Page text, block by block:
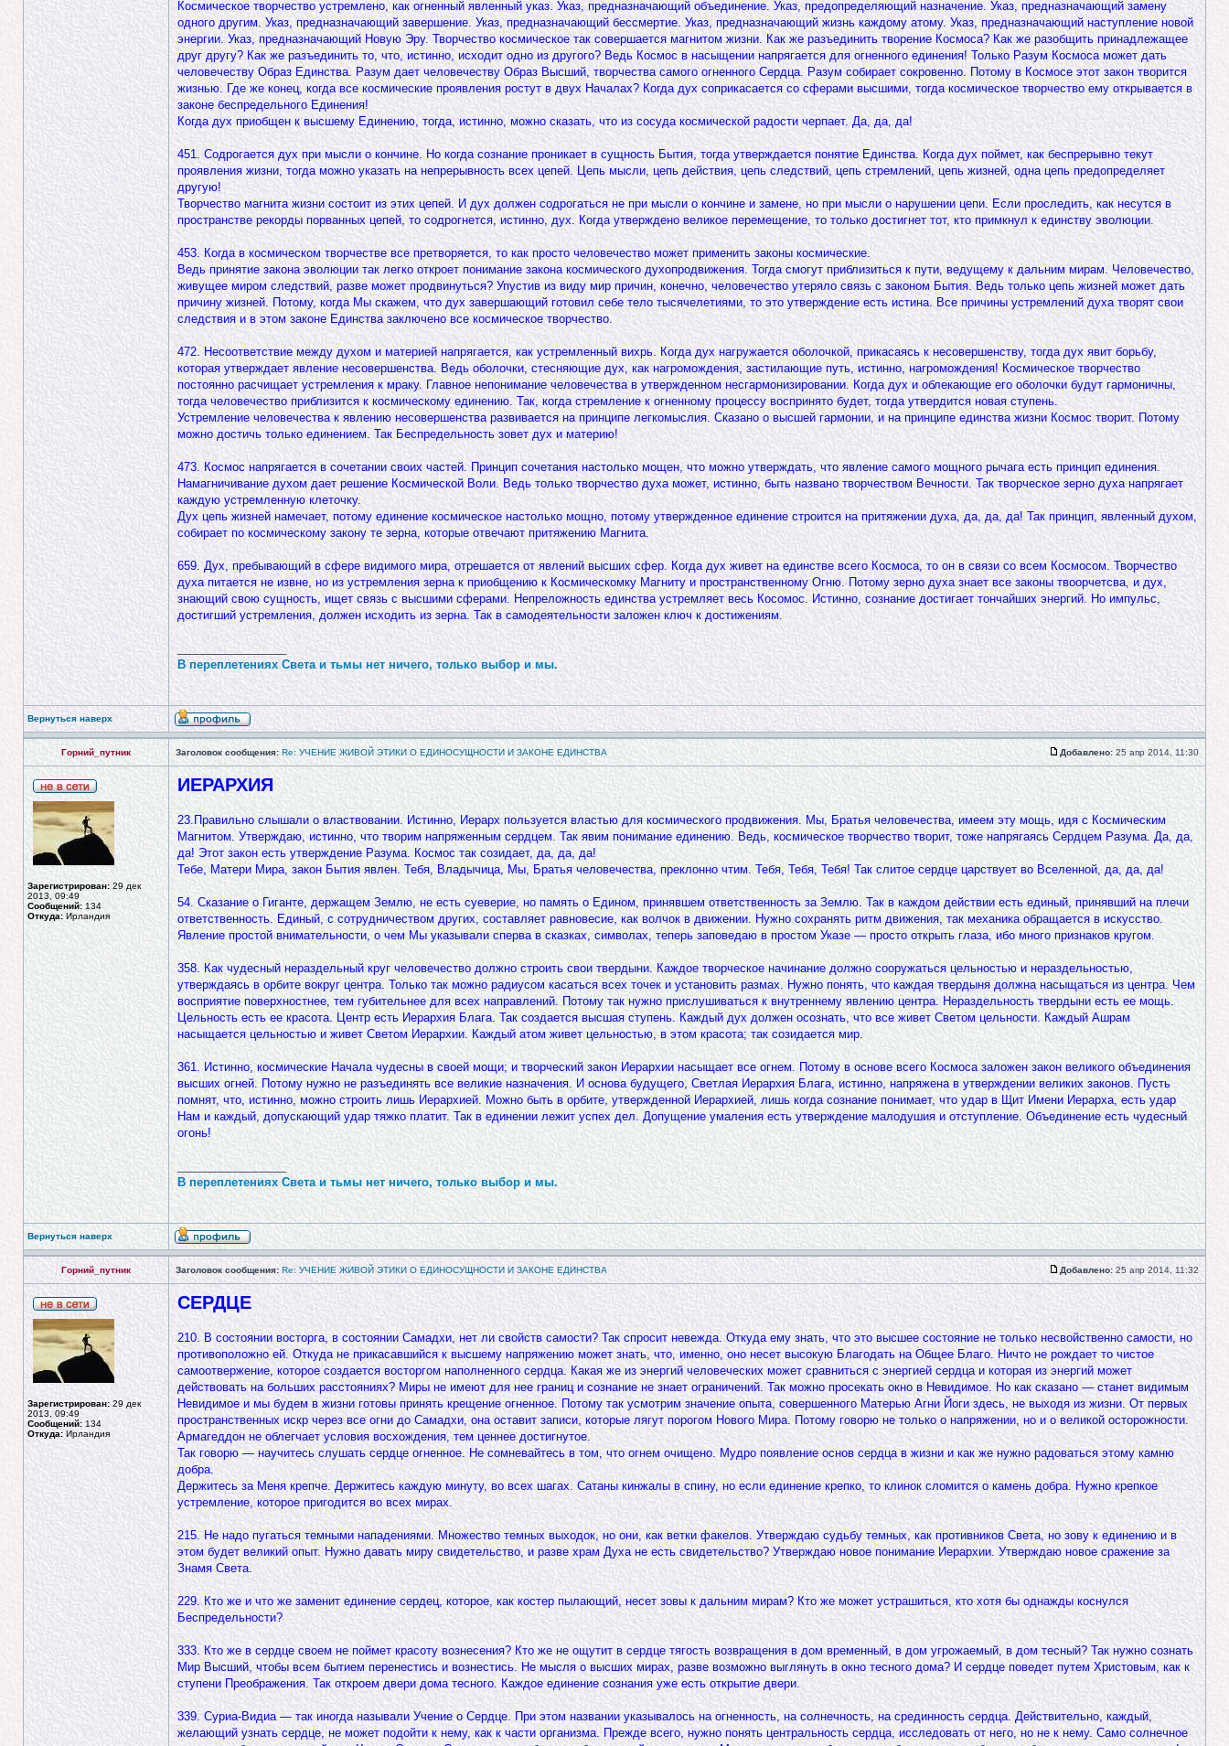
Космическое творчество устремлено, как огненный явленный указ. Указ, предназначающий объединение. Указ, предопределяющий назначение. Указ, предназначающий замену
одного другим. Указ, предназначающий завершение. Указ, предназначающий бессмертие. Указ, предназначающий жизнь каждому атому. Указ, предназначающий наступление новой
энергии. Указ, предназначающий Новую Эру. Творчество космическое так совершается магнитом жизни. Как же разъединить творение Космоса? Как же разобщить принадлежащее
друг другу? Как же разъединить то, что, истинно, исходит одно из другого? Ведь Космос в насыщении напрягается для огненного единения! Только Разум Космоса может дать
человечеству Образ Единства. Разум дает человечеству Образ Высший, творчества самого огненного Сердца. Разум собирает сокровенно. Потому в Космосе этот закон творится
жизнью. Где же конец, когда все космические проявления ростут в двух Началах? Когда дух соприкасается со сферами высшими, тогда космическое творчество ему открывается в
законе беспредельного Единения!
Когда дух приобщен к высшему Единению, тогда, истинно, можно сказать, что из сосуда космической радости черпает. Да, да, да!
451. Содрогается дух при мысли о кончине. Но когда сознание проникает в сущность Бытия, тогда утверждается понятие Единства. Когда дух поймет, как беспрерывно текут
проявления жизни, тогда можно указать на непрерывность всех цепей. Цепь мысли, цепь действия, цепь следствий, цепь стремлений, цепь жизней, одна цепь предопределяет
другую!
Творчество магнита жизни состоит из этих цепей. И дух должен содрогаться не при мысли о кончине и замене, но при мысли о нарушении цепи. Если проследить, как несутся в
пространстве рекорды порванных цепей, то содрогнется, истинно, дух. Когда утверждено великое перемещение, то только достигнет тот, кто примкнул к единству эволюции.
453. Когда в космическом творчестве все претворяется, то как просто человечество может применить законы космические.
Ведь принятие закона эволюции так легко откроет понимание закона космического духопродвижения. Тогда смогут приблизиться к пути, ведущему к дальним мирам. Человечество,
живущее миром следствий, разве может продвинуться? Упустив из виду мир причин, конечно, человечество утеряло связь с законом Бытия. Ведь только цепь жизней может дать
причину жизней. Потому, когда Мы скажем, что дух завершающий готовил себе тело тысячелетиями, то это утверждение есть истина. Все причины устремлений духа творят свои
следствия и в этом законе Единства заключено все космическое творчество.
472. Несоответствие между духом и материей напрягается, как устремленный вихрь. Когда дух нагружается оболочкой, прикасаясь к несовершенству, тогда дух явит борьбу,
которая утверждает явление несовершенства. Ведь оболочки, стесняющие дух, как нагромождения, застилающие путь, истинно, нагромождения! Космическое творчество
постоянно расчищает устремления к мраку. Главное непонимание человечества в утвержденном несгармонизировании. Когда дух и облекающие его оболочки будут гармоничны,
тогда человечество приблизится к космическому единению. Так, когда стремление к огненному процессу воспринято будет, тогда утвердится новая ступень.
Устремление человечества к явлению несовершенства развивается на принципе легкомыслия. Сказано о высшей гармонии, и на принципе единства жизни Космос творит. Потому
можно достичь только единением. Так Беспредельность зовет дух и материю!
473. Космос напрягается в сочетании своих частей. Принцип сочетания настолько мощен, что можно утверждать, что явление самого мощного рычага есть принцип единения.
Намагничивание духом дает решение Космической Воли. Ведь только творчество духа может, истинно, быть названо творчеством Вечности. Так творческое зерно духа напрягает
каждую устремленную клеточку.
Дух цепь жизней намечает, потому единение космическое настолько мощно, потому утвержденное единение строится на притяжении духа, да, да, да! Так принцип, явленный духом,
собирает по космическому закону те зерна, которые отвечают притяжению Магнита.
659. Дух, пребывающий в сфере видимого мира, отрешается от явлений высших сфер. Когда дух живет на единстве всего Космоса, то он в связи со всем Космосом. Творчество
духа питается не извне, но из устремления зерна к приобщению к Космическомку Магниту и пространственному Огню. Потому зерно духа знает все законы твоорчетсва, и дух,
знающий свою сущность, ищет связь с высшими сферами. Непреложность единства устремляет весь Косомос. Истинно, сознание достигает тончайших энергий. Но импульс,
достигший устремления, должен исходить из зерна. Так в самодеятельности заложен ключ к достижениям.
_________________
В переплетениях Света и тьмы нет ничего, только выбор и мы.
Вернуться наверх
Горний_путник Заголовок сообщения: Re: УЧЕНИЕ ЖИВОЙ ЭТИКИ О ЕДИНОСУЩНОСТИ И ЗАКОНЕ ЕДИНСТВА Добавлено: 25 апр 2014, 11:30
Зарегистрирован: 29 дек
2013, 09:49
Сообщений: 134
Откуда: Ирландия
ИЕРАРХИЯ
23.Правильно слышали о властвовании. Истинно, Иерарх пользуется властью для космического продвижения. Мы, Братья человечества, имеем эту мощь, идя с Космическим
Магнитом. Утверждаю, истинно, что творим напряженным сердцем. Так явим понимание единению. Ведь, космическое творчество творит, тоже напрягаясь Сердцем Разума. Да, да,
да! Этот закон есть утверждение Разума. Космос так созидает, да, да, да!
Тебе, Матери Мира, закон Бытия явлен. Тебя, Владычица, Мы, Братья человечества, преклонно чтим. Тебя, Тебя, Тебя! Так слитое сердце царствует во Вселенной, да, да, да!
54. Сказание о Гиганте, держащем Землю, не есть суеверие, но память о Едином, принявшем ответственность за Землю. Так в каждом действии есть единый, принявший на плечи
ответственность. Единый, с сотрудничеством других, составляет равновесие, как волчок в движении. Нужно сохранять ритм движения, так механика обращается в искусство.
Явление простой внимательности, о чем Мы указывали сперва в сказках, символах, теперь заповедаю в простом Указе — просто открыть глаза, ибо много признаков кругом.
358. Как чудесный нераздельный круг человечество должно строить свои твердыни. Каждое творческое начинание должно сооружаться цельностью и нераздельностью,
утверждаясь в орбите вокруг центра. Только так можно радиусом касаться всех точек и установить размах. Нужно понять, что каждая твердыня должна насыщаться из центра. Чем
восприятие поверхностнее, тем губительнее для всех направлений. Потому так нужно прислушиваться к внутреннему явлению центра. Нераздельность твердыни есть ее мощь.
Цельность есть ее красота. Центр есть Иерархия Блага. Так создается высшая ступень. Каждый дух должен осознать, что все живет Светом цельности. Каждый Ашрам
насыщается цельностью и живет Светом Иерархии. Каждый атом живет цельностью, в этом красота; так созидается мир.
361. Истинно, космические Начала чудесны в своей мощи; и творческий закон Иерархии насыщает все огнем. Потому в основе всего Космоса заложен закон великого объединения
высших огней. Потому нужно не разъединять все великие назначения. И основа будущего, Светлая Иерархия Блага, истинно, напряжена в утверждении великих законов. Пусть
помнят, что, истинно, можно строить лишь Иерархией. Можно быть в орбите, утвержденной Иерархией, лишь когда сознание понимает, что удар в Щит Имени Иерарха, есть удар
Нам и каждый, допускающий удар тяжко платит. Так в единении лежит успех дел. Допущение умаления есть утверждение малодушия и отступление. Объединение есть чудесный
огонь!
_________________
В переплетениях Света и тьмы нет ничего, только выбор и мы.
Вернуться наверх
Горний_путник Заголовок сообщения: Re: УЧЕНИЕ ЖИВОЙ ЭТИКИ О ЕДИНОСУЩНОСТИ И ЗАКОНЕ ЕДИНСТВА Добавлено: 25 апр 2014, 11:32
Зарегистрирован: 29 дек
2013, 09:49
Сообщений: 134
Откуда: Ирландия
СЕРДЦЕ
210. В состоянии восторга, в состоянии Самадхи, нет ли свойств самости? Так спросит невежда. Откуда ему знать, что это высшее состояние не только несвойственно самости, но
противоположно ей. Откуда не прикасавшийся к высшему напряжению может знать, что, именно, оно несет высокую Благодать на Общее Благо. Ничто не рождает то чистое
самоотвержение, которое создается восторгом наполненного сердца. Какая же из энергий человеческих может сравниться с энергией сердца и которая из энергий может
действовать на больших расстояниях? Миры не имеют для нее границ и сознание не знает ограничений. Так можно просекать окно в Невидимое. Но как сказано — станет видимым
Невидимое и мы будем в жизни готовы принять крещение огненное. Потому так усмотрим значение опыта, совершенного Матерью Агни Йоги здесь, не выходя из жизни. От первых
пространственных искр через все огни до Самадхи, она оставит записи, которые лягут порогом Нового Мира. Потому говорю не только о напряжении, но и о великой осторожности.
Армагеддон не облегчает условия восхождения, тем ценнее достигнутое.
Так говорю — научитесь слушать сердце огненное. Не сомневайтесь в том, что огнем очищено. Мудро появление основ сердца в жизни и как же нужно радоваться этому камню
добра.
Держитесь за Меня крепче. Держитесь каждую минуту, во всех шагах. Сатаны кинжалы в спину, но если единение крепко, то клинок сломится о камень добра. Нужно крепкое
устремление, которое пригодится во всех мирах.
215. Не надо пугаться темными нападениями. Множество темных выходок, но они, как ветки факелов. Утверждаю судьбу темных, как противников Света, но зову к единению и в
этом будет великий опыт. Нужно давать миру свидетельство, и разве храм Духа не есть свидетельство? Утверждаю новое понимание Иерархии. Утверждаю новое сражение за
Знамя Света.
229. Кто же и что же заменит единение сердец, которое, как костер пылающий, несет зовы к дальним мирам? Кто же может устрашиться, кто хотя бы однажды коснулся
Беспредельности?
333. Кто же в сердце своем не поймет красоту вознесения? Кто же не ощутит в сердце тягость возвращения в дом временный, в дом угрожаемый, в дом тесный? Так нужно сознать
Мир Высший, чтобы всем бытием перенестись и вознестись. Не мысля о высших мирах, разве возможно выглянуть в окно тесного дома? И сердце поведет путем Христовым, как к
ступени Преображения. Так откроем двери дома тесного. Каждое единение сознания уже есть открытие двери.
339. Суриа-Видиа — так иногда называли Учение о Сердце. При этом названии указывалось на огненность, на солнечность, на срединность сердца. Действительно, каждый,
желающий узнать сердце, не может подойти к нему, как к части организма. Прежде всего, нужно понять центральность сердца, исследовать от него, но не к нему. Само солнечное